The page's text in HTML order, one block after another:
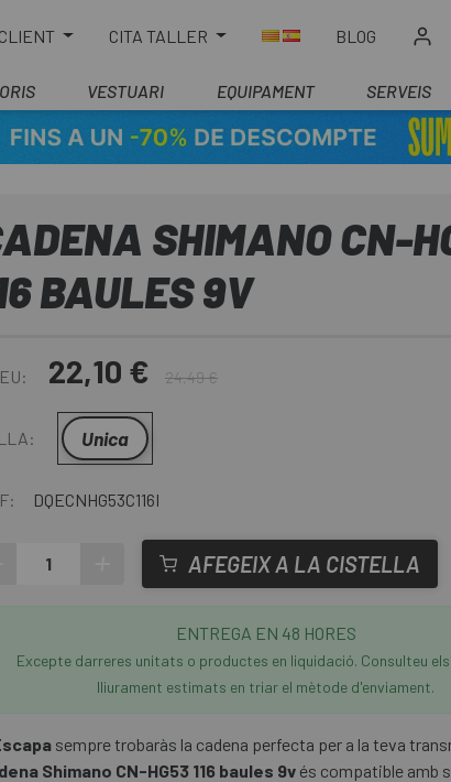
CITA TALLER BLOG
VESTUARI EQUIPAMENT SERVEIS
SHIMANO CN-
BAULES 9V
22,10 € 24,49 €
Unica
DQECNHG53C116I
AFEGEIX A LA CISTELLA
ENTREGA EN 48 HORES
Excepte darreres unitats o productes en liquidació. Consulteu
lliurament estimats en triar el mètode d'enviament.
sempre trobaràs la cadena perfecta per a la teva
Shimano CN-HG53 116 baules 9v és compatible amb